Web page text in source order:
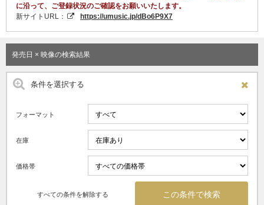
に沿って、ご登録状況のご確認をお願いいたします。
新サイトURL：
https://umusic.jp/dBo6P9X7
発売日 × 映像の検索結果
条件を選択する
フォーマット
在庫
価格帯
すべての条件を解除する